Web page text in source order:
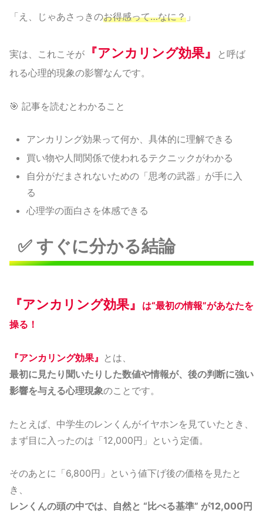
「え、じゃあさっきのお得感って…なに？ 」
実は、これこそが 『アンカリング効果』
と呼ば
れる心理的現象の影響なんです。
🎯 記事を読むとわかること
アンカリング効果って何か、具体的に理解できる
買い物や人間関係で使われるテクニックがわかる
自分がだまされないための「思考の武器」が手に入
る
心理学の面白さを体感できる
✅ すぐに分かる結論
『アンカリング効果』
は“最初の情報”があなたを
操る！
『アンカリング効果』 とは、
最初に見たり聞いたりした数値や情報が、後の判断に強い
影響を与える心理現象のことです。
たとえば、中学生のレンくんがイヤホンを見ていたとき、
まず目に入ったのは「12,000円」という定価。
そのあとに「6,800円」という値下げ後の価格を見たと
き、
レンくんの頭の中では、自然と “比べる基準” が12,000円